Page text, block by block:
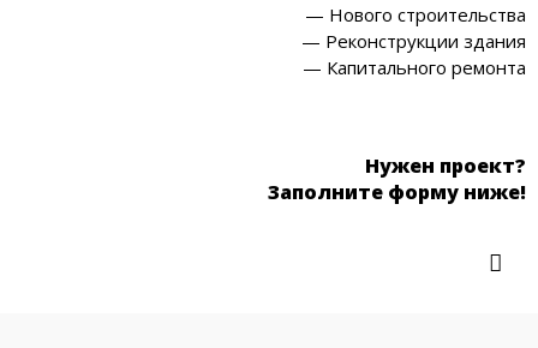
— Нового строительства
— Реконструкции здания
— Капитального ремонта
Нужен проект?
Заполните форму ниже!
